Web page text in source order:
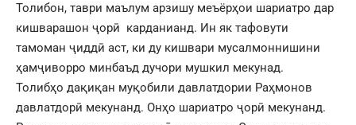
Толибон, таври маълум арзишу меъёрҳои шариатро дар
кишварашон ҷорӣ карданианд. Ин як тафовути
тамоман ҷиддӣ аст, ки ду кишвари мусалмоннишини
ҳамҷиворро минбаъд дучори мушкил мекунад.
Толибҳо дақиқан муқобили давлатдории Раҳмонов
давлатдорӣ мекунанд. Онҳо шариатро ҷорӣ мекунанд.